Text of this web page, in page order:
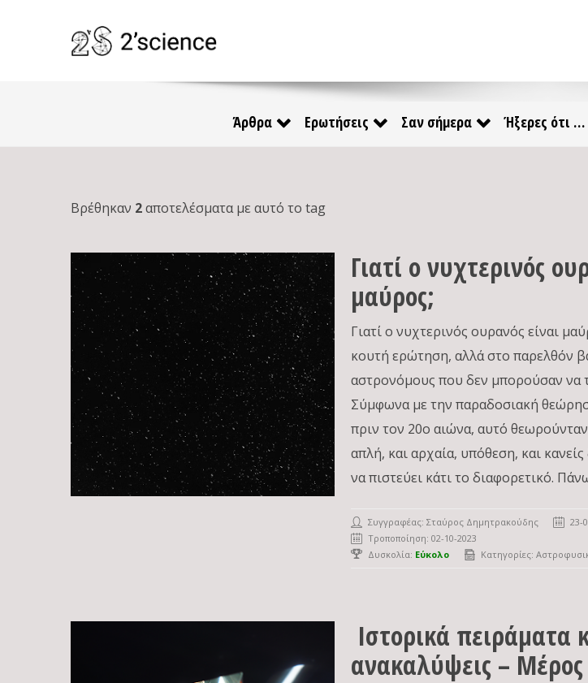
Άρθρα Ερωτήσεις Σαν σήμερα Ήξερες ότι …
Βρέθηκαν 2αποτελέσματα με αυτό το tag
Γιατί ο νυχτερινός
μαύρος;
Γιατί ο νυχτερινός ουρανός είναι
κουτή ερώτηση, αλλά στο παρελθόν
αστρονόμους που δεν μπορούσαν να
Σύμφωνα με την παραδοσιακή
πριν τον 20ο αιώνα, αυτό
απλή, και αρχαία, υπόθεση, και
να πιστεύει κάτι το διαφορετικό.
Συγγραφέας:Σταύρος Δημητρακούδης
23-
Τροποποίηση: 02-10-2023
Δυσκολία: Εύκολο Κατηγορίες:
Ιστορικά πειράματα
ανακαλύψεις –